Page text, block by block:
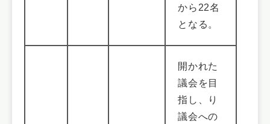
から22名
となる。
開かれた
議会を目
指し、り
議会への